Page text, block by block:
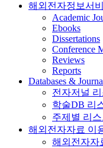
해외전자정보서
Academic
Ebooks
Dissertations
Conference
Reviews
Reports
Databases &
전자저널
학술DB 리
주제별 리스
해외전자자료 이
해외전자자